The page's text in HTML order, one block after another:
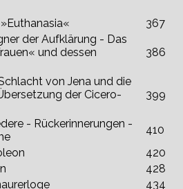
367
der Aufklärung - Das
und dessen
386
von Jena und die
der Cicero-
399
- Rückerinnerungen -
410
420
428
434